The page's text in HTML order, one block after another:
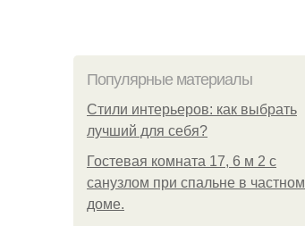
Популярные материалы
Стили интерьеров: как выбрать
лучший для себя?
Гостевая комната 17, 6 м 2 с
санузлом при спальне в частном
доме.